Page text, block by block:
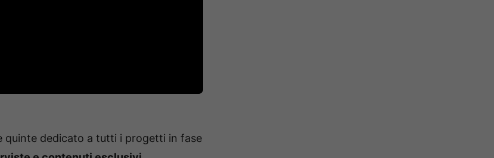
quinte dedicato a tutti i progetti in fase